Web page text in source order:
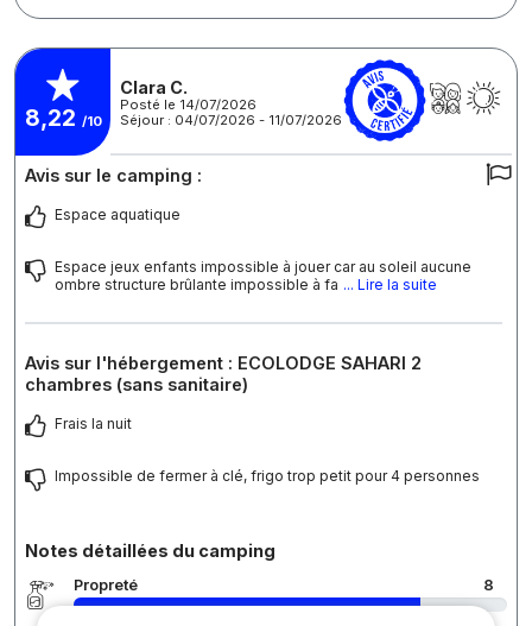
8,22 /10
Clara C.
Posté le 14/07/2026
Séjour : 04/07/2026 - 11/07/2026
Avis sur le camping :
Espace aquatique
Espace jeux enfants impossible à jouer car au soleil aucune
ombre structure brûlante impossible à fa ... Lire la suite
Avis sur l'hébergement : ECOLODGE SAHARI 2
chambres (sans sanitaire)
Frais la nuit
Impossible de fermer à clé, frigo trop petit pour 4 personnes
Notes détaillées du camping
Propreté 8